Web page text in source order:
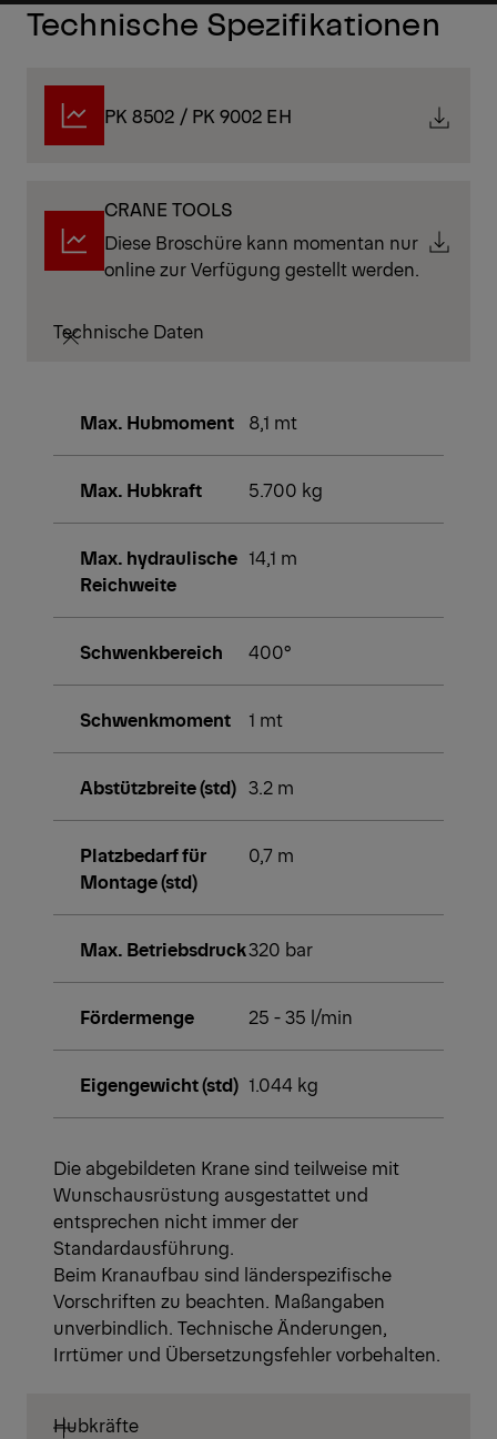
Technische Spezifikationen
PK 8502 / PK 9002 EH
CRANE TOOLS
Diese Broschüre kann momentan nur
online zur Verfügung gestellt werden.
Technische Daten
Max. Hubmoment 8,1 mt
Max. Hubkraft 5.700 kg
Max. hydraulische
Reichweite
14,1 m
Schwenkbereich 400°
Schwenkmoment 1 mt
Abstützbreite (std) 3.2 m
Platzbedarf für
Montage (std)
0,7 m
Max. Betriebsdruck320 bar
Fördermenge 25 - 35 l/min
Eigengewicht (std) 1.044 kg
Die abgebildeten Krane sind teilweise mit
Wunschausrüstung ausgestattet und
entsprechen nicht immer der
Standardausführung.
Beim Kranaufbau sind länderspezifische
Vorschriften zu beachten. Maßangaben
unverbindlich. Technische Änderungen,
Irrtümer und Übersetzungsfehler vorbehalten.
Hubkräfte